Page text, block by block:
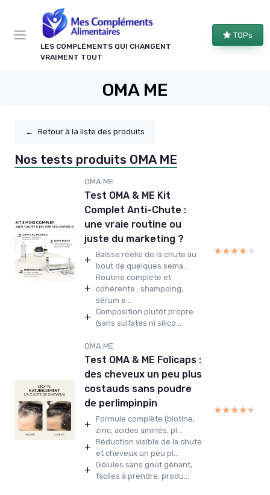
LES COMPLÉMENTS QUI CHANGENT
VRAIMENT TOUT
TOPs
OMA ME
← Retour à la liste des produits
Nos tests produits OMA ME
OMA ME
Test OMA & ME Kit
Complet Anti-Chute :
une vraie routine ou
juste du marketing ?
+ Baisse réelle de la chute au
bout de quelques sema...
+
Routine complète et
cohérente : shampoing,
sérum e...
+ Composition plutôt propre
(sans sulfates ni silico...
★★★★★
★★★★★
OMA ME
Test OMA & ME Folicaps :
des cheveux un peu plus
costauds sans poudre
de perlimpinpin
+ Formule complète (biotine,
zinc, acides aminés, pl...
+ Réduction visible de la chute
et cheveux un peu pl...
+ Gélules sans goût gênant,
faciles à prendre, produ...
★★★★★
★★★★★
Panneau de gestion des cookies